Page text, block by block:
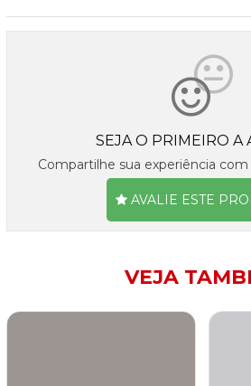
SEJA O PRIMEIRO A
Compartilhe sua experiência
AVALIE ESTE
VEJA